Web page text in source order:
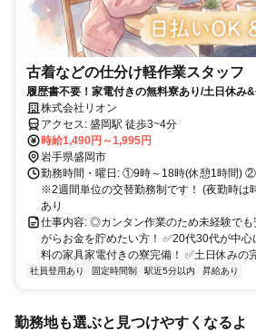
古着などの仕分け軽作業スタッフ
履歴書不要！家電付きの無料寮あり/土日休み
株式会社リオン
アクセス: 盛岡駅 徒歩3~4分
時給1,490円～1,995円
岩手県盛岡市
勤務時間・曜日: ①9時～18時(休憩1時間)
※2週間単位の交替勤務制です！ (夜勤時は
あり
仕事内容: ◎カンタン作業のため未経験でも
がらお金を貯めたい方！ ✅20代30代が中
料の家具家電付きの寮完備！ ✅土日休みの
社員登用あり 固定時間制 駅近5分以内 昇給あり
勤務地も選ぶと見つけやすくなるよ